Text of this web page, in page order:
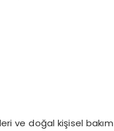
ve doğal kişisel bakım